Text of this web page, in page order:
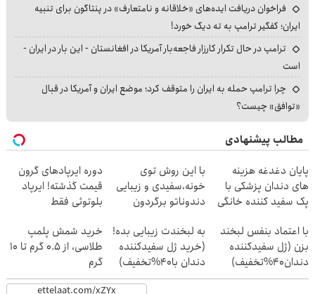
فراخوان دریافت ایده‌های «خلاقانه و نامتعارف» در پنتاگون برای تنبیه
ایران؛ کفگیر ترامپ به ته دیگ خورد!
ترامپ در حال تکرار کارزار فاجعه‌بار آمریکا در افغانستان - این بار در ایران -
است
چرا ترامپ حمله به ایران را متوقف کرد؛ موضع ایران و آمریکا در قبال
«توافق» چیست؟
مطالب پیشنهادی
پایان دغدغه هزینه
های دندان پزشکی با
پک سفید کننده خانگی
با این روش توی
خونه،سفیدی و زیبایی
دندوناتو برگردون
دوره ایرپاد‌های گرون
قیمت گذشته! ایرپاد
بلوتوثی فقط
با اعتماد بنفس لبخند
بزن (ژل سفیدکننده
دندان40%تخفیف)
به لبخندت زیبایی بده!
(خرید ژل سفیدکننده
دندان با40%تخفیف)
خرید شمش پلمپ
طلاسی، از ۰.۵ گرم تا ۱۰
گرم